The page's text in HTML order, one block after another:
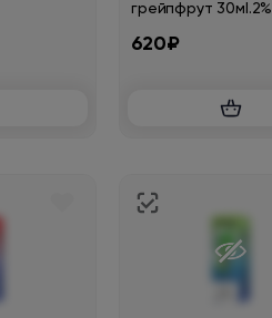
грейпфрут 30мl.2%
620₽